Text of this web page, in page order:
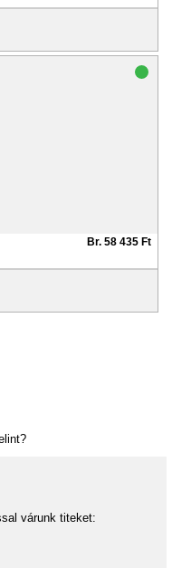
Br. 58 435 Ft
várunk titeket: